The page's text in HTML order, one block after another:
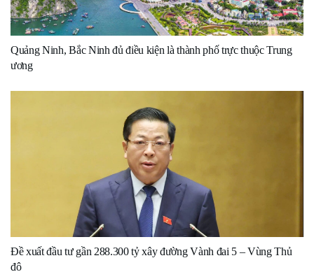
Quảng Ninh, Bắc Ninh đủ điều kiện là thành phố trực thuộc Trung
ương
Đề xuất đầu tư gần 288.300 tỷ xây đường Vành đai 5 – Vùng Thủ
đô